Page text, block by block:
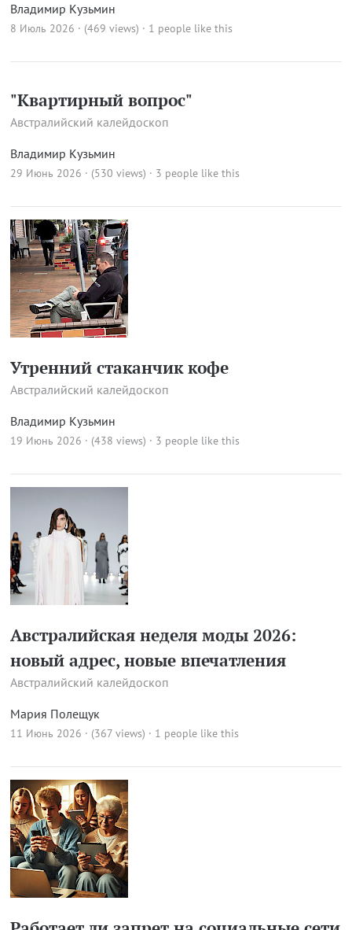
Владимир Кузьмин
8 Июль 2026 · (469 views) · 1 people like this
"Квартирный вопрос"
Австралийский калейдоскоп
Владимир Кузьмин
29 Июнь 2026 · (530 views) · 3 people like this
Утренний стаканчик кофе
Австралийский калейдоскоп
Владимир Кузьмин
19 Июнь 2026 · (438 views) · 3 people like this
Австралийская неделя моды 2026:
новый адрес, новые впечатления
Австралийский калейдоскоп
Мария Полещук
11 Июнь 2026 · (367 views) · 1 people like this